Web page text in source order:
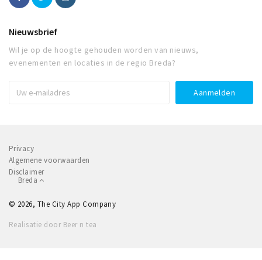
Nieuwsbrief
Wil je op de hoogte gehouden worden van nieuws,
evenementen en locaties in de regio Breda?
Privacy
Algemene voorwaarden
Disclaimer
Breda
© 2026, The City App Company
Realisatie door Beer n tea